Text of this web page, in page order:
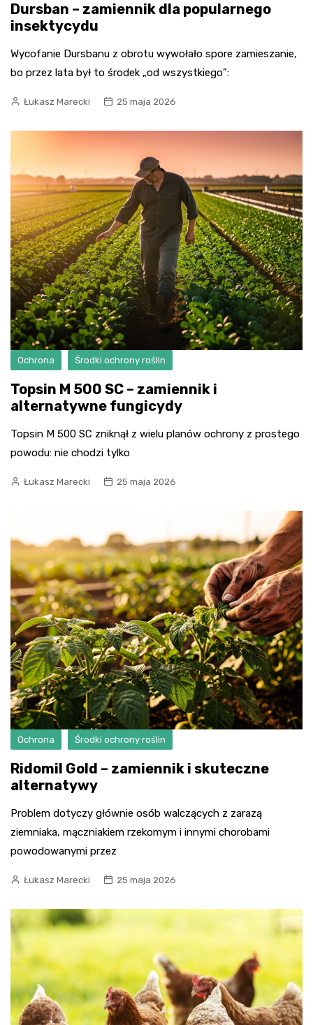
Dursban – zamiennik dla popularnego
insektycydu
Wycofanie Dursbanu z obrotu wywołało spore zamieszanie,
bo przez lata był to środek „od wszystkiego”:
Łukasz Marecki 25 maja 2026
Ochrona Środki ochrony roślin
Topsin M 500 SC – zamiennik i
alternatywne fungicydy
Topsin M 500 SC zniknął z wielu planów ochrony z prostego
powodu: nie chodzi tylko
Łukasz Marecki 25 maja 2026
Ochrona Środki ochrony roślin
Ridomil Gold – zamiennik i skuteczne
alternatywy
Problem dotyczy głównie osób walczących z zarazą
ziemniaka, mączniakiem rzekomym i innymi chorobami
powodowanymi przez
Łukasz Marecki 25 maja 2026